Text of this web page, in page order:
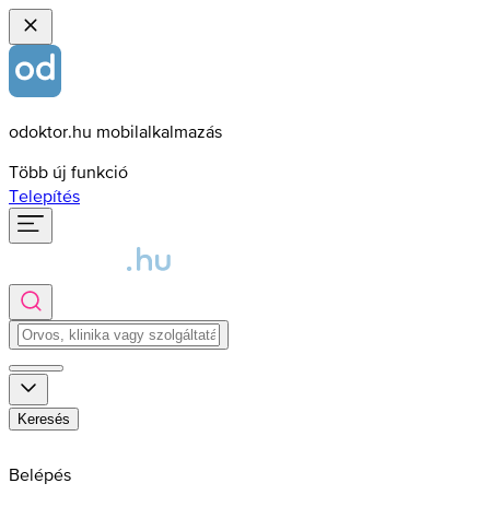
odoktor.hu mobilalkalmazás
Több új funkció
Telepítés
Keresés
Belépés